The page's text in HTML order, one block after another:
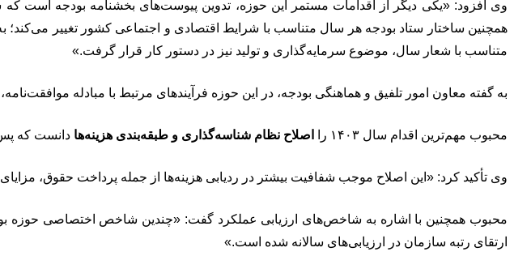
وی افزود: «یکی دیگر از اقدامات مستمر این حوزه، تدوین پیوست‌های بخشنامه بودجه است
متناسب با شعار سال، موضوع سرمایه‌گذاری و تولید نیز در دستور کار قرار گرفت.»
به گفته معاون امور تلفیق و هماهنگی بودجه، در این حوزه فرآیندهای مرتبط با مبادله
محبوب مهم‌ترین اقدام سال ۱۴۰۳ را اصلاح نظام شناسه‌گذاری و طبقه‌بندی هزینه‌ها دانست که پس
وی تأکید کرد: «این اصلاح موجب شفافیت بیشتر در ردیابی هزینه‌ها از جمله پرداخت حقوق،
محبوب همچنین با اشاره به شاخص‌های ارزیابی عملکرد گفت: «چندین شاخص اختصاصی حوزه
ارتقای رتبه سازمان در ارزیابی‌های سالانه شده است.»